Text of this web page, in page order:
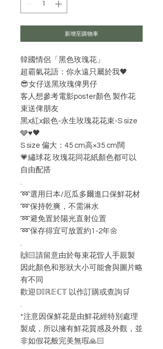
新增至購物車
韓國情侶「黑色玫瑰花」
超霸氣花語：你永遠只屬於我🖤
😎女仔送黑玫瑰俾男仔
客人想參考電影poster顏色 製作花
束送俾朋友
黑x紅x銀色-永生玫瑰花花束-S size
🩶♥️🖤
S size 偏大：45 cm高×35 cm闊
💗繡球花 玫瑰花同花紙顏色都可以
自由配搭
.
➿選用日本/厄瓜多爾進口保鮮花材
➿保持乾爽，不需淋水
➿避免置於陽光直射位置
➿保存得宜可放置約1-2年🌼
.
🙌🏻請留意由於每束花㫮人手親製
因此顏色和形狀大小可能會與圖片略
有不同
歡迎𝔻𝕀ℝ𝔼ℂ𝕋 以作訂購或查詢🛒
.
*注意因保鮮花是由鮮花經特別處理
製成，所以擁有鮮花質感及外觀，並
非如假花般完美無瑕🙏🏻